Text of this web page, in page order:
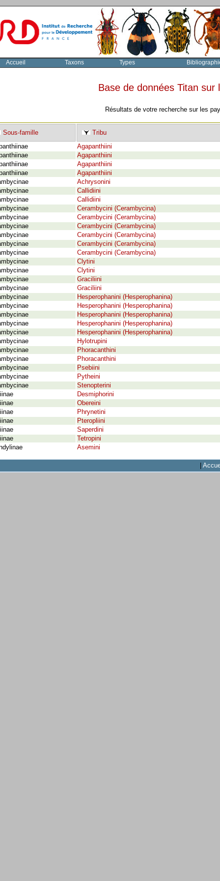
Accueil Taxons Types
Base de données Titan
Résultats de votre recherche sur les
Sous-famille
Tribu
Agapanthiini
Agapanthiini
Agapanthiini
Agapanthiini
Achrysonini
Callidiini
Callidiini
Cerambycini (Cerambycina)
Cerambycini (Cerambycina)
Cerambycini (Cerambycina)
Cerambycini (Cerambycina)
Cerambycini (Cerambycina)
Cerambycini (Cerambycina)
Clytini
Clytini
Graciliini
Graciliini
Hesperophanini (Hesperophanina)
Hesperophanini (Hesperophanina)
Hesperophanini (Hesperophanina)
Hesperophanini (Hesperophanina)
Hesperophanini (Hesperophanina)
Hylotrupini
Phoracanthini
Phoracanthini
Psebiini
Pytheini
Stenopterini
Desmiphorini
Obereini
Phrynetini
Pteropliini
Saperdini
Tetropini
Asemini